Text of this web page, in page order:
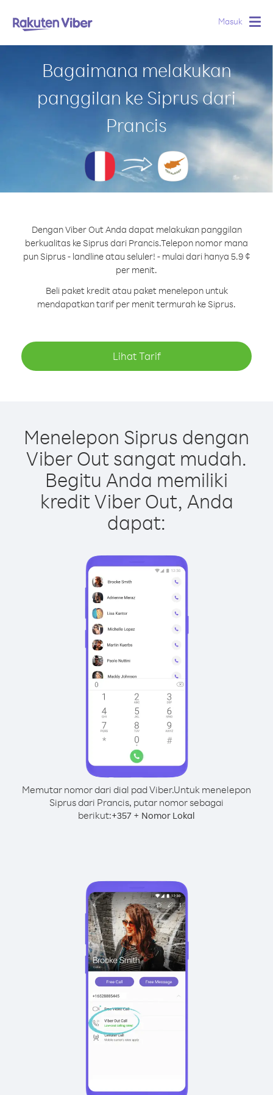
Masuk
Bagaimana melakukan
panggilan ke Siprus dari
Prancis
Dengan Viber Out Anda dapat melakukan panggilan
berkualitas ke Siprus dari Prancis.Telepon nomor mana
pun Siprus - landline atau seluler! - mulai dari hanya 5.9 ¢
per menit.
Beli paket kredit atau paket menelepon untuk
mendapatkan tarif per menit termurah ke Siprus.
Lihat Tarif
Menelepon Siprus dengan
Viber Out sangat mudah.
Begitu Anda memiliki
kredit Viber Out, Anda
dapat:
Memutar nomor dari dial pad Viber.Untuk menelepon
Siprus dari Prancis, putar nomor sebagai
berikut:+357 + Nomor Lokal